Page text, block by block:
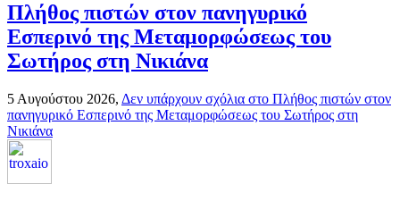
Πλήθος πιστών στον πανηγυρικό
Εσπερινό της Μεταμορφώσεως του
Σωτήρος στη Νικιάνα
5 Αυγούστου 2026, Δεν υπάρχουν σχόλια στο Πλήθος πιστών στον
πανηγυρικό Εσπερινό της Μεταμορφώσεως του Σωτήρος στη
Νικιάνα